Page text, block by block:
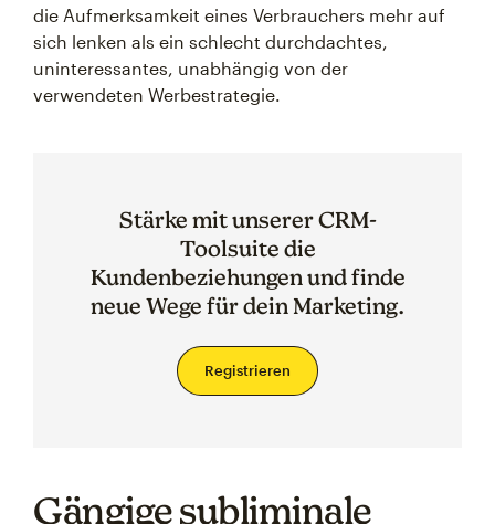
die Aufmerksamkeit eines Verbrauchers mehr auf
sich lenken als ein schlecht durchdachtes,
uninteressantes, unabhängig von der
verwendeten Werbestrategie.
Stärke mit unserer CRM-
Toolsuite die
Kundenbeziehungen und finde
neue Wege für dein Marketing.
Registrieren
Gängige subliminale